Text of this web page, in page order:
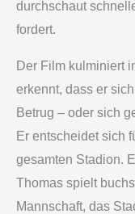
durchschaut
fordert.
Der Film kulminiert
erkennt, dass er
Betrug – oder sich
Er entscheidet sich
gesamten Stadion.
Thomas spielt
Mannschaft, das